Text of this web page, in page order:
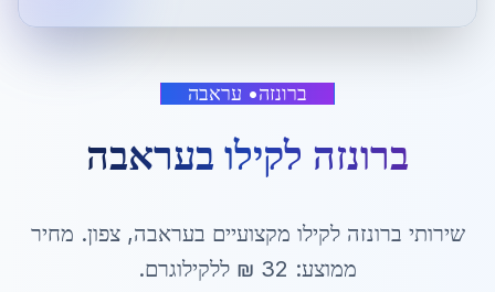
ברונזה• עראבה
ברונזה לקילו בעראבה
שירותי ברונזה לקילו מקצועיים בעראבה,צפון. מחיר
ממוצע: 32 ₪ ללקילוגרם.